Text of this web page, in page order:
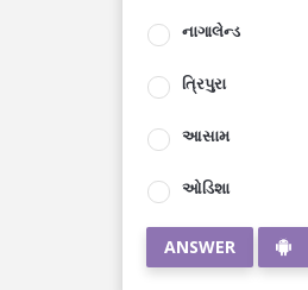
નાગાલેન્ડ
ત્રિપુરા
આસામ
ઓડિશા
ANSWER